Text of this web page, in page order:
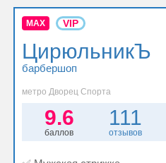
MAX VIP
ЦирюльникЪ
барбершоп
метро Дворец Спорта
9.6
баллов
111
отзывов